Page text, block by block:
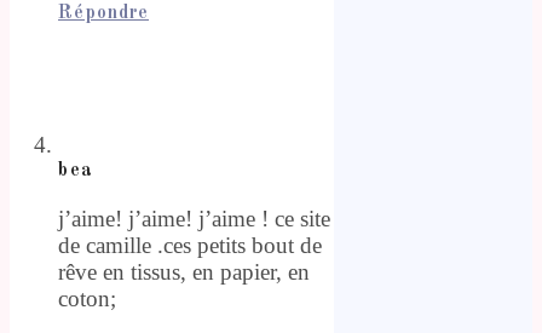
Répondre
bea
j’aime! j’aime! j’aime ! ce site
de camille .ces petits bout de
rêve en tissus, en papier, en
coton;